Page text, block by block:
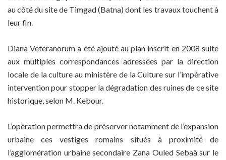
au côté du site de Timgad (Batna) dont les travaux touchent à
leur fin.
Diana Veteranorum a été ajouté au plan inscrit en 2008 suite
aux multiples correspondances adressées par la direction
locale de la culture au ministère de la Culture sur l’impérative
intervention pour stopper la dégradation des ruines de ce site
historique, selon M. Kebour.
L’opération permettra de préserver notamment de l’expansion
urbaine ces vestiges romains situés à proximité de
l’agglomération urbaine secondaire Zana Ouled Sebaâ sur le